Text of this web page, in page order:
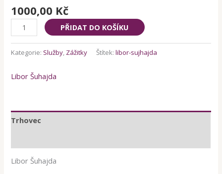
1000,00 Kč
Dárkový
poukaz
1000
množství
PŘIDAT DO KOŠÍKU
Kategorie: Služby, Zážitky Štítek:libor-sujhajda
Libor Šuhajda
Trhovec
Libor Šuhajda